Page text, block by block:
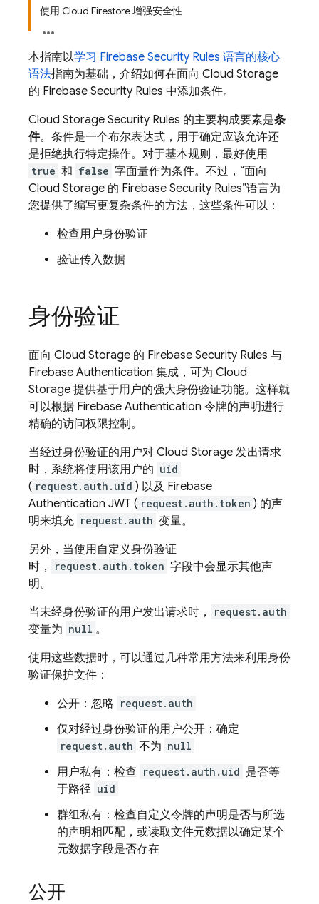
使用 Cloud Firestore 增强安全性
本指南以学习 Firebase Security Rules 语言的核心
语法指南为基础，介绍如何在面向 Cloud Storage
的 Firebase Security Rules 中添加条件。
Cloud Storage Security Rules 的主要构成要素是条
件。条件是一个布尔表达式，用于确定应该允许还
是拒绝执行特定操作。对于基本规则，最好使用
true 和 false 字面量作为条件。不过，“面向
Cloud Storage 的 Firebase Security Rules”语言为
您提供了编写更复杂条件的方法，这些条件可以：
检查用户身份验证
验证传入数据
身份验证
面向 Cloud Storage 的 Firebase Security Rules 与
Firebase Authentication 集成，可为 Cloud
Storage 提供基于用户的强大身份验证功能。这样就
可以根据 Firebase Authentication 令牌的声明进行
精确的访问权限控制。
当经过身份验证的用户对 Cloud Storage 发出请求
时，系统将使用该用户的 uid
( request.auth.uid ) 以及 Firebase
Authentication JWT ( request.auth.token ) 的声
明来填充 request.auth 变量。
另外，当使用自定义身份验证
时，
request.auth.token 字段中会显示其他声
明。
当未经身份验证的用户发出请求时，
request.auth
变量为 null 。
使用这些数据时，可以通过几种常用方法来利用身份
验证保护文件：
公开：忽略 request.auth
仅对经过身份验证的用户公开：确定
request.auth 不为 null
用户私有：检查 request.auth.uid 是否等
于路径 uid
群组私有：检查自定义令牌的声明是否与所选
的声明相匹配，或读取文件元数据以确定某个
元数据字段是否存在
公开